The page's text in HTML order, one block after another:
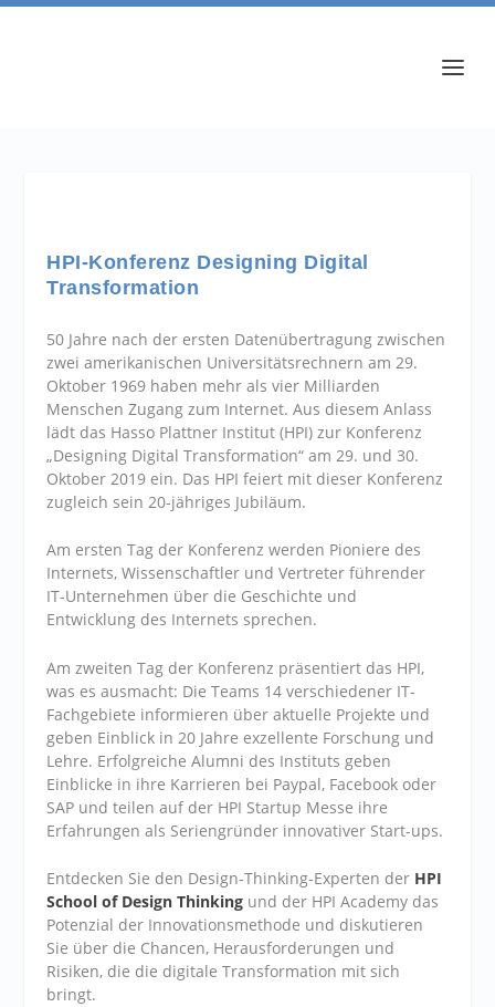
HPI-Konferenz Designing Digital
Transformation
50 Jahre nach der ersten Datenübertragung zwischen
zwei amerikanischen Universitätsrechnern am 29.
Oktober 1969 haben mehr als vier Milliarden
Menschen Zugang zum Internet. Aus diesem Anlass
lädt das Hasso Plattner Institut (HPI) zur Konferenz
„Designing Digital Transformation“ am 29. und 30.
Oktober 2019 ein. Das HPI feiert mit dieser Konferenz
zugleich sein 20-jähriges Jubiläum.
Am ersten Tag der Konferenz werden Pioniere des
Internets, Wissenschaftler und Vertreter führender
IT-Unternehmen über die Geschichte und
Entwicklung des Internets sprechen.
Am zweiten Tag der Konferenz präsentiert das HPI,
was es ausmacht: Die Teams 14 verschiedener IT-
Fachgebiete informieren über aktuelle Projekte und
geben Einblick in 20 Jahre exzellente Forschung und
Lehre. Erfolgreiche Alumni des Instituts geben
Einblicke in ihre Karrieren bei Paypal, Facebook oder
SAP und teilen auf der HPI Startup Messe ihre
Erfahrungen als Seriengründer innovativer Start-ups.
Entdecken Sie den Design-Thinking-Experten der HPI
School of Design Thinking und der HPI Academy das
Potenzial der Innovationsmethode und diskutieren
Sie über die Chancen, Herausforderungen und
Risiken, die die digitale Transformation mit sich
bringt.